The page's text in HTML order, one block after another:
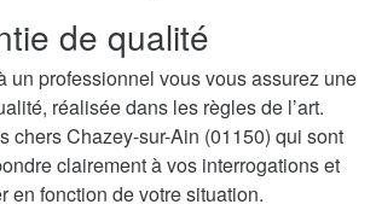
de qualité
un professionnel vous vous assurez une
réalisée dans les règles de l’art.
chers Chazey-sur-Ain (01150) qui sont
clairement à vos interrogations et
en fonction de votre situation.